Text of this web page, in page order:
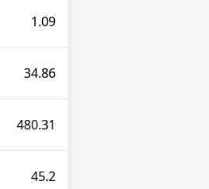
1.09
34.86
480.31
45.2